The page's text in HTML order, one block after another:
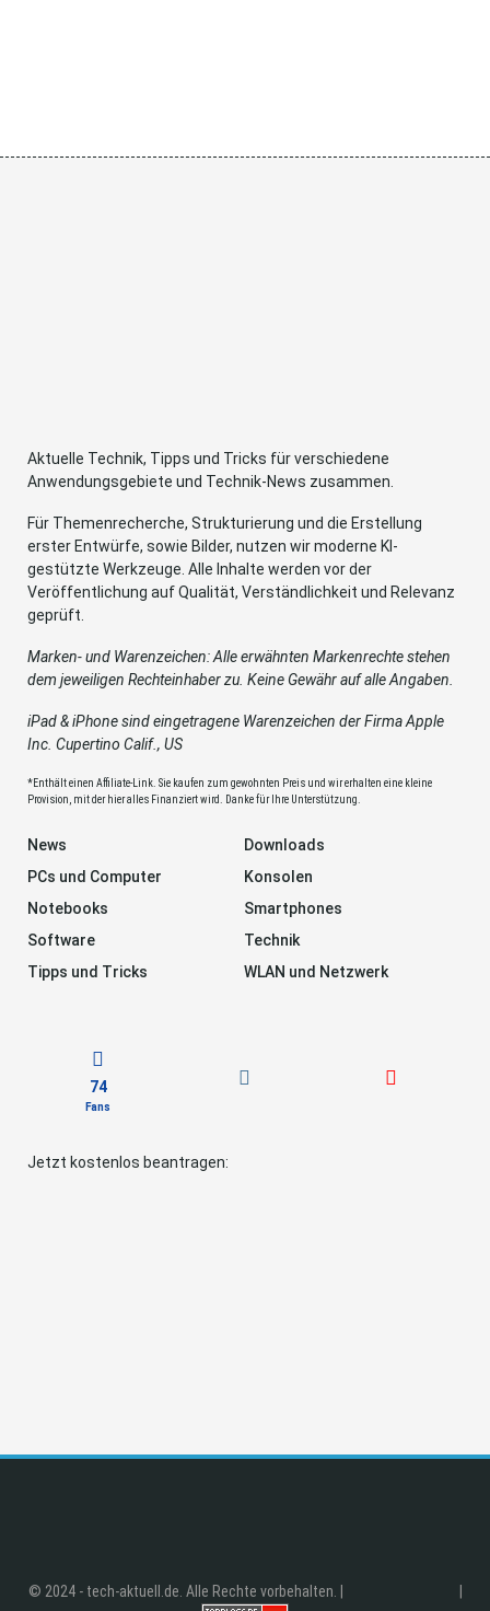
Aktuelle Technik, Tipps und Tricks für verschiedene
Anwendungsgebiete und Technik-News zusammen.
Für Themenrecherche, Strukturierung und die Erstellung
erster Entwürfe, sowie Bilder, nutzen wir moderne KI-
gestützte Werkzeuge. Alle Inhalte werden vor der
Veröffentlichung auf Qualität, Verständlichkeit und Relevanz
geprüft.
Marken- und Warenzeichen: Alle erwähnten Markenrechte stehen
dem jeweiligen Rechteinhaber zu. Keine Gewähr auf alle Angaben.
iPad & iPhone sind eingetragene Warenzeichen der Firma Apple
Inc. Cupertino Calif., US
*Enthält einen Affiliate-Link. Sie kaufen zum gewohnten Preis und wir erhalten eine kleine
Provision, mit der hier alles Finanziert wird. Danke für Ihre Unterstützung.
News
Downloads
PCs und Computer
Konsolen
Notebooks
Smartphones
Software
Technik
Tipps und Tricks
WLAN und Netzwerk
74
Fans
Jetzt kostenlos beantragen:
© 2024 - tech-aktuell.de. Alle Rechte vorbehalten. |